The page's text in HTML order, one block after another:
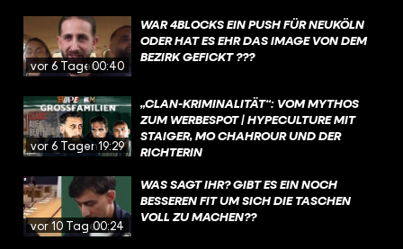
CLANKRIMINALITÄT" NICHT MAL EINEN H
ALBEN PROZENT DER BERLINER S
TRAFTATEN AUS.
vor 6 Tagen00:40
WAR 4BLOCKS EIN PUSH FÜR NEUKÖLN
ODER HAT ES EHR DAS IMAGE VON DEM
BEZIRK GEFICKT ???
vor 6 Tagen19:29
„CLAN-KRIMINALITÄT“: VOM MYTHOS
ZUM WERBESPOT | HYPECULTURE MIT
STAIGER, MO CHAHROUR UND DER
RICHTERIN
vor 10 Tagen00:24
WAS SAGT IHR? GIBT ES EIN NOCH
BESSEREN FIT UM SICH DIE TASCHEN
VOLL ZU MACHEN??